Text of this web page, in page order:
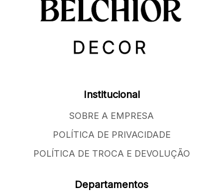
Institucional
SOBRE A EMPRESA
POLÍTICA DE PRIVACIDADE
POLÍTICA DE TROCA E DEVOLUÇÃO
Departamentos